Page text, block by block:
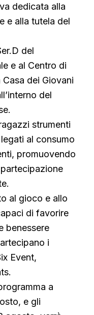
dedicata alla
e alla tutela del
del
e al Centro di
dei Giovani
del
strumenti
al consumo
promuovendo
al gioco e allo
di favorire
benessere
i
Event,
a
e gli